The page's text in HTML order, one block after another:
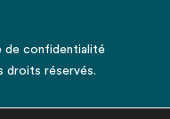
de confidentialité
droits réservés.